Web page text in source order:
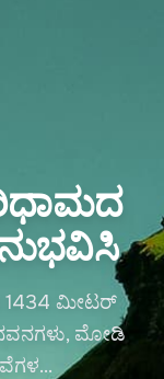
1434 ಮೀಟರ್
ಮೋಡಿ